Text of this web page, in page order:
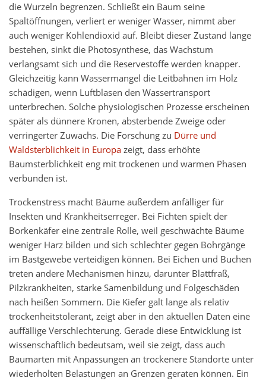
die Wurzeln begrenzen. Schließt ein Baum seine
Spaltöffnungen, verliert er weniger Wasser, nimmt aber
auch weniger Kohlendioxid auf. Bleibt dieser Zustand lange
bestehen, sinkt die Photosynthese, das Wachstum
verlangsamt sich und die Reservestoffe werden knapper.
Gleichzeitig kann Wassermangel die Leitbahnen im Holz
schädigen, wenn Luftblasen den Wassertransport
unterbrechen. Solche physiologischen Prozesse erscheinen
später als dünnere Kronen, absterbende Zweige oder
verringerter Zuwachs. Die Forschung zu Dürre und
Waldsterblichkeit in Europazeigt, dass erhöhte
Baumsterblichkeit eng mit trockenen und warmen Phasen
verbunden ist.
Trockenstress macht Bäume außerdem anfälliger für
Insekten und Krankheitserreger. Bei Fichten spielt der
Borkenkäfer eine zentrale Rolle, weil geschwächte Bäume
weniger Harz bilden und sich schlechter gegen Bohrgänge
im Bastgewebe verteidigen können. Bei Eichen und Buchen
treten andere Mechanismen hinzu, darunter Blattfraß,
Pilzkrankheiten, starke Samenbildung und Folgeschäden
nach heißen Sommern. Die Kiefer galt lange als relativ
trockenheitstolerant, zeigt aber in den aktuellen Daten eine
auffällige Verschlechterung. Gerade diese Entwicklung ist
wissenschaftlich bedeutsam, weil sie zeigt, dass auch
Baumarten mit Anpassungen an trockenere Standorte unter
wiederholten Belastungen an Grenzen geraten können. Ein